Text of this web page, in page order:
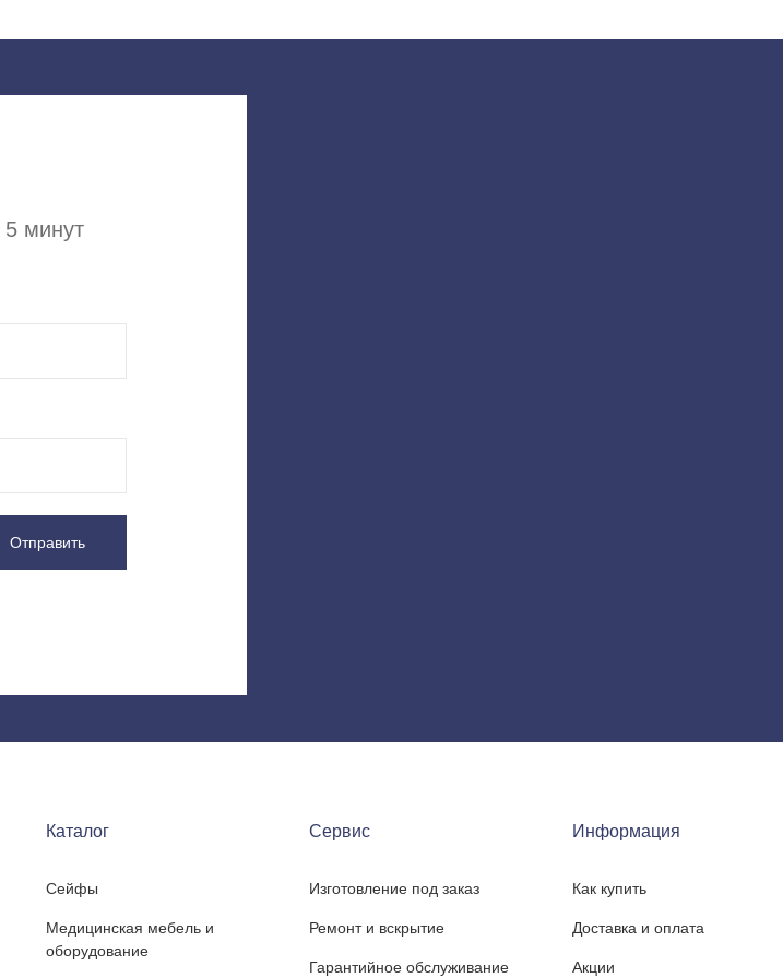
минут
Отправить
Каталог
Сейфы
Медицинская мебель и
оборудование
Сервис
Изготовление под заказ
Ремонт и вскрытие
Гарантийное обслуживание
Информация
Как купить
Доставка и оплата
Акции